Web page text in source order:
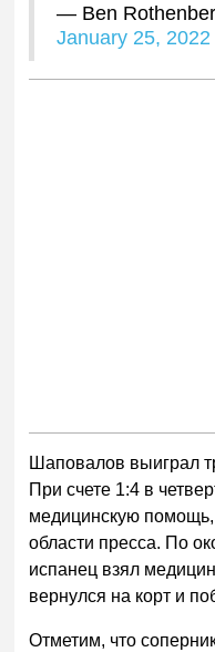
— Ben
January 25, 2022
Шаповалов выиграл
При счете 1:4 в
медицинскую
области пресса. По
испанец взял
вернулся на корт и
Отметим, что